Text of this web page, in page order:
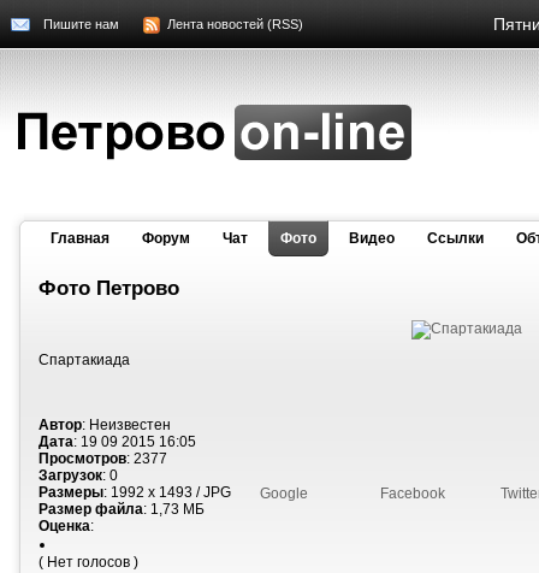
Пишите нам Лента новостей (RSS)
Главная Форум Чат Фото Видео Cсылки
Фото Петрово
Спартакиада
Автор: Неизвестен
Дата: 19 09 2015 16:05
Просмотров: 2377
Загрузок: 0
Размеры: 1992 x 1493 / JPG
Размер файла: 1,73 МБ
Оценка:
( Нет голосов )
Google Facebook